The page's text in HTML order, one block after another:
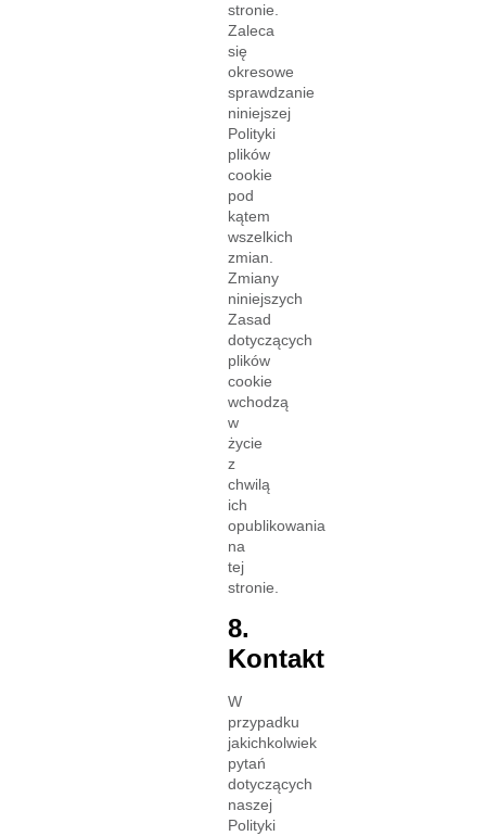
stronie.
Zaleca
się
okresowe
sprawdzanie
niniejszej
Polityki
plików
cookie
pod
kątem
wszelkich
zmian.
Zmiany
niniejszych
Zasad
dotyczących
plików
cookie
wchodzą
w
życie
z
chwilą
ich
opublikowania
na
tej
stronie.
8.
Kontakt
W
przypadku
jakichkolwiek
pytań
dotyczących
naszej
Polityki